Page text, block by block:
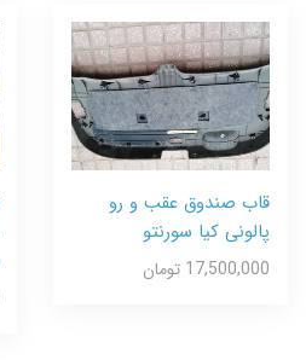
قاب صندوق عقب و رو
پالونی کیا سورنتو
17,500,000 تومان